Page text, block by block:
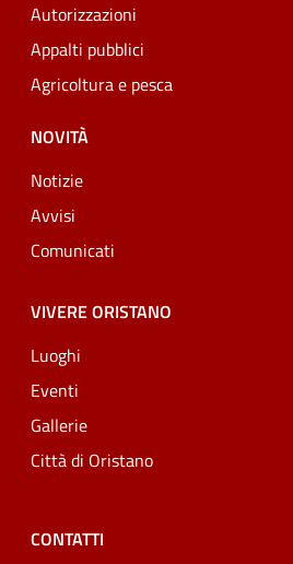
Autorizzazioni
Appalti pubblici
Agricoltura e pesca
NOVITÀ
Notizie
Avvisi
Comunicati
VIVERE ORISTANO
Luoghi
Eventi
Gallerie
Città di Oristano
CONTATTI